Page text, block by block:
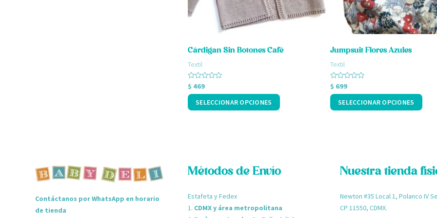
Cárdigan Sin Botones Café
Textil
Valorado
con
0
5
$ 469
SELECCIONAR OPCIONES
pueden
la
página
de
producto
Jumpsuit Flores Azules
Textil
Valorado
con
0
5
$ 699
SELECCIONAR OPCIONES
pueden
elegir
la
página
de
producto
Contáctanos por WhatsApp en horario
de tienda
Métodos de Envío
Estafeta y Fedex
1. CDMX y área metropolitana
Nuestra tienda
Newton #35 Local 1, Polanco
CP 11550, CDMX.